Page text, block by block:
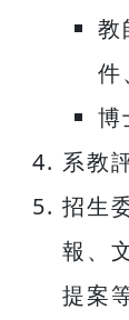
教
件
博
系教
招生
報、
提案